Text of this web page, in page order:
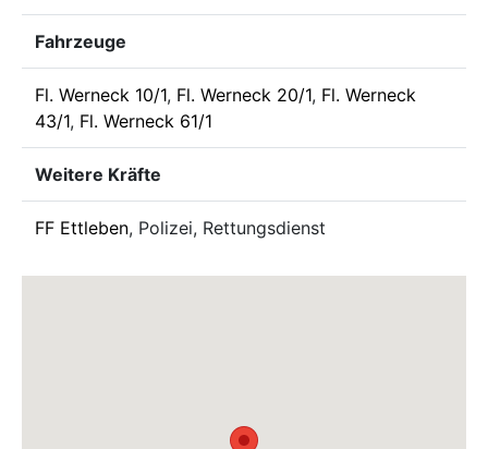
Fahrzeuge
Fl. Werneck 10/1, Fl. Werneck 20/1, Fl. Werneck
43/1, Fl. Werneck 61/1
Weitere Kräfte
FF Ettleben, Polizei, Rettungsdienst